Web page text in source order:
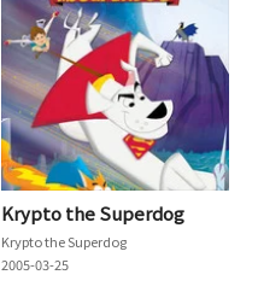
Krypto the Superdog
Krypto the Superdog
2005-03-25